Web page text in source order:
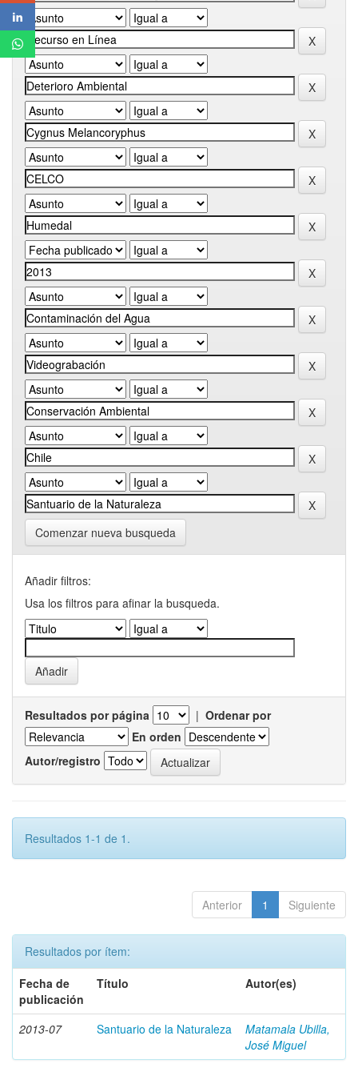
Comenzar nueva busqueda
Añadir filtros:
Usa los filtros para afinar la busqueda.
Resultados por página | Ordenar por
En orden
Autor/registro
Resultados 1-1 de 1.
Anterior 1 Siguiente
Resultados por ítem:
Fecha de
publicación
Título Autor(es)
2013-07 Santuario de la Naturaleza
Matamala Ubilla,
José Miguel